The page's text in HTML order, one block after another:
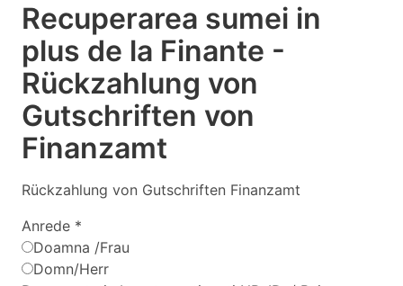
Recuperarea sumei in
plus de la Finante -
Rückzahlung von
Gutschriften von
Finanzamt
Rückzahlung von Gutschriften Finanzamt
Anrede *
Doamna /Frau
Domn/Herr